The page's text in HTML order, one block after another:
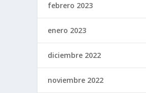
febrero 2023
enero 2023
diciembre 2022
noviembre 2022